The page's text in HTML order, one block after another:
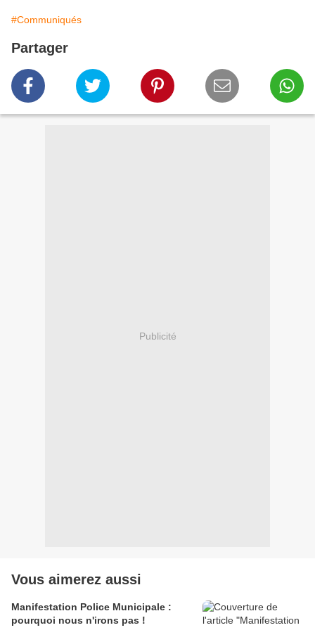
#Communiqués
Partager
Publicité
Vous aimerez aussi
Manifestation Police Municipale :
pourquoi nous n'irons pas !